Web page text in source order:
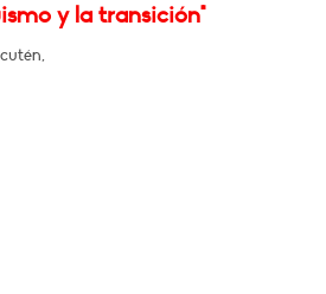
y la transición"